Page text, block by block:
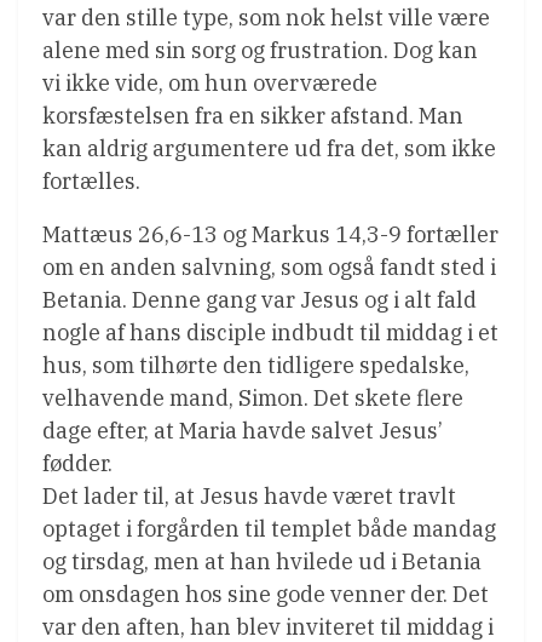
var den stille type, som nok helst ville være
alene med sin sorg og frustration. Dog kan
vi ikke vide, om hun overværede
korsfæstelsen fra en sikker afstand. Man
kan aldrig argumentere ud fra det, som ikke
fortælles.
Mattæus 26,6-13 og Markus 14,3-9 fortæller
om en anden salvning, som også fandt sted i
Betania. Denne gang var Jesus og i alt fald
nogle af hans disciple indbudt til middag i et
hus, som tilhørte den tidligere spedalske,
velhavende mand, Simon. Det skete flere
dage efter, at Maria havde salvet Jesus’
fødder.
Det lader til, at Jesus havde været travlt
optaget i forgården til templet både mandag
og tirsdag, men at han hvilede ud i Betania
om onsdagen hos sine gode venner der. Det
var den aften, han blev inviteret til middag i